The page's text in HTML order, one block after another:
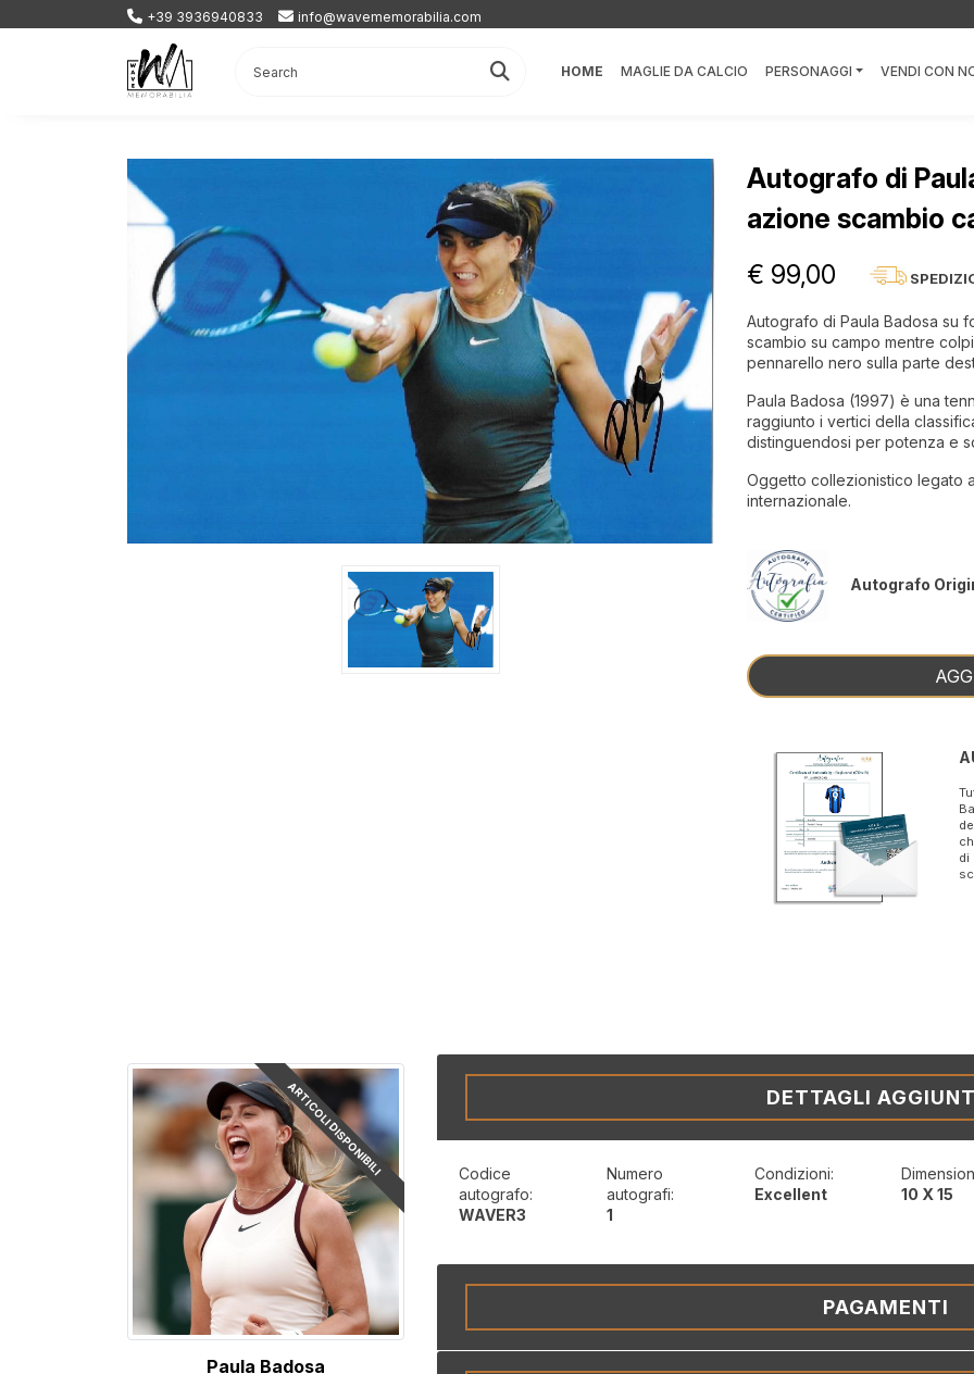
+39 3936940833 info@wavememorabilia.com
HOME MAGLIE DA CALCIO PERSONAGGI VENDI CON
Autografo di
azione scambio
€ 99,00
Autografo di Paula Badosa su
scambio su campo mentre
pennarello nero sulla parte
Paula Badosa (1997) è una
raggiunto i vertici della
distinguendosi per potenza e
Oggetto collezionistico legato
internazionale.
Autografo
di
ARTICOLI DISPONIBILI
Paula Badosa
DETTAGLI
Codice
autografo:
WAVER3
Numero
autografi:
1
Condizioni:
Excellent
10 X 15
PAGAMENTI